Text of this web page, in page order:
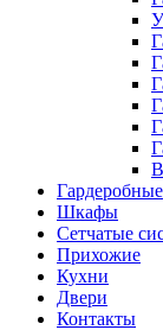
Гардеробные
Шкафы
Сетчатые
Прихожие
Кухни
Двери
Контакты